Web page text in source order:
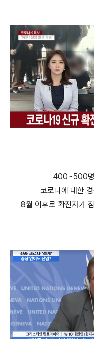
400~500명
코로나에 대한
8월 이후로 확진자가